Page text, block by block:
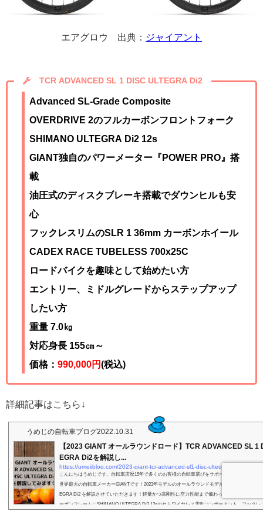
エアグロウ 出典： ジャイアント
TCR ADVANCED SL 1 DISC ULTEGRA Di2
Advanced SL-Grade Composite
OVERDRIVE 2のフルカーボンフロントフォーク
SHIMANO ULTEGRA Di2 12s
GIANT独自のパワーメーター『POWER PRO』搭
載
油圧式のディスクブレーキ搭載でダウンヒルも安
心
フックレスリムのSLR 1 36mm カーボンホイール
CADEX RACE TUBELESS 700x25C
ロードバイクを趣味として始めたい方
エントリー、ミドルグレードからステップアップ
したい方
重量 7.0㎏
対応身長 155㎝～
価格： 990,000円(税込)
詳細記事はこちら↓
うめじの自転車ブログ2022.10.31
【2023 GIANT オールラウンドロード】TCR ADVANCED SL 1
EGRA Di2を解説し...
https://umejiblog.com/2023-giant-tcr-advanced-sl1-disc-ultegra-di2
こんにちはうめじです。自転車店歴15年で多くのお客様の自転車選びをサポートさせていただき
世界最大の自転車メーカーGIANTです！2023年モデルのオールラウンドモデルのTCR
EGRA Di2 を解説させていただきます！軽量かつ高剛性に空力性能まで備わった新型TCRです。
ーボンフレームにSHIMANO ULTEGRA Di2 12sのセミワイヤレス電動コンポーネント、フックレ